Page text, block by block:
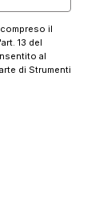
il
13 del
al
di Strumenti